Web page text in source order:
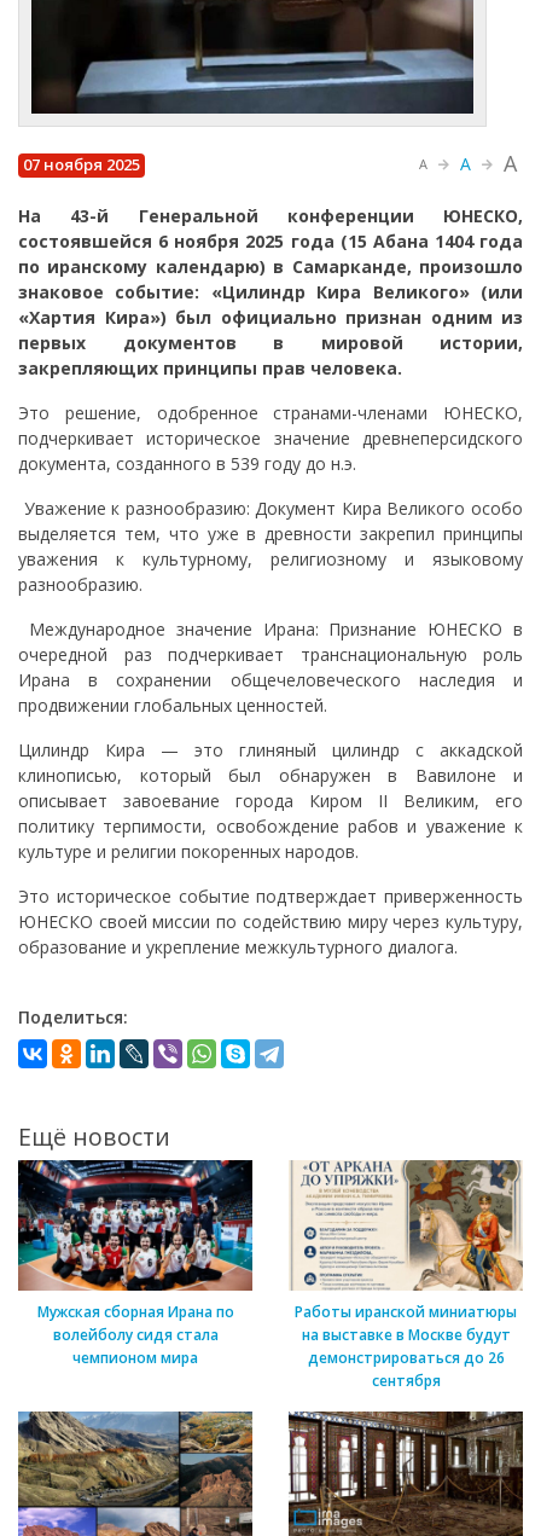
07 ноября 2025 A A A
На 43-й Генеральной конференции ЮНЕСКО,
состоявшейся 6 ноября 2025 года (15 Абана 1404 года
по иранскому календарю) в Самарканде, произошло
знаковое событие: «Цилиндр Кира Великого» (или
«Хартия Кира») был официально признан одним из
первых документов в мировой истории,
закрепляющих принципы прав человека.
Это решение, одобренное странами-членами ЮНЕСКО,
подчеркивает историческое значение древнеперсидского
документа, созданного в 539 году до н.э.
Уважение к разнообразию: Документ Кира Великого особо
выделяется тем, что уже в древности закрепил принципы
уважения к культурному, религиозному и языковому
разнообразию.
Международное значение Ирана: Признание ЮНЕСКО в
очередной раз подчеркивает транснациональную роль
Ирана в сохранении общечеловеческого наследия и
продвижении глобальных ценностей.
Цилиндр Кира — это глиняный цилиндр с аккадской
клинописью, который был обнаружен в Вавилоне и
описывает завоевание города Киром II Великим, его
политику терпимости, освобождение рабов и уважение к
культуре и религии покоренных народов.
Это историческое событие подтверждает приверженность
ЮНЕСКО своей миссии по содействию миру через культуру,
образование и укрепление межкультурного диалога.
Поделиться:
Ещё новости
Мужская сборная Ирана по
волейболу сидя стала
чемпионом мира
Работы иранской миниатюры
на выставке в Москве будут
демонстрироваться до 26
сентября